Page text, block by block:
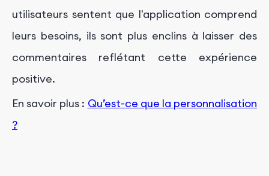
utilisateurs sentent que l'application comprend
leurs besoins, ils sont plus enclins à laisser des
commentaires reflétant cette expérience
positive.
En savoir plus : Qu’est-ce que la personnalisation
?